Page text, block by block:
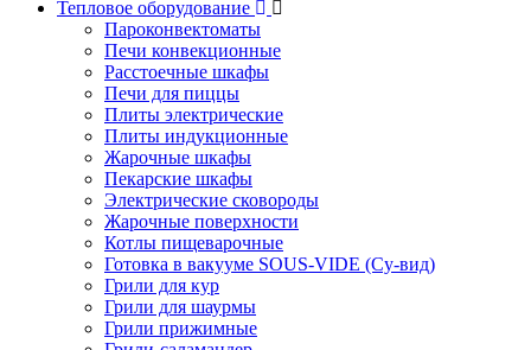
Тепловое оборудование
Пароконвектоматы
Печи конвекционные
Расстоечные шкафы
Печи для пиццы
Плиты электрические
Плиты индукционные
Жарочные шкафы
Пекарские шкафы
Электрические сковороды
Жарочные поверхности
Котлы пищеварочные
Готовка в вакууме SOUS-VIDE (Су-вид)
Грили для кур
Грили для шаурмы
Грили прижимные